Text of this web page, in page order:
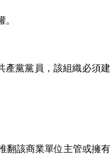
產黨黨員，該組織必須建
翻該商業單位主管或擁有